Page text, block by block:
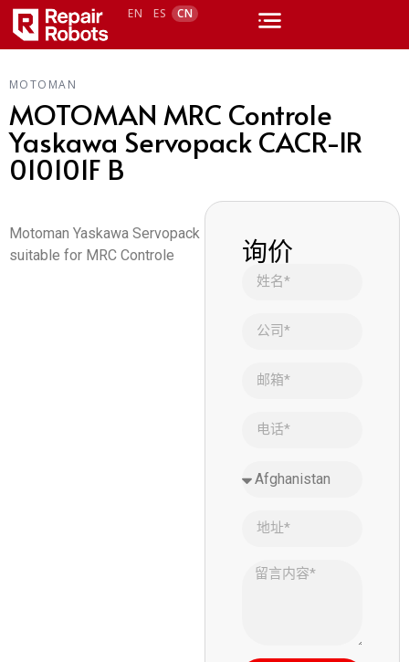
EN ES CN
MOTOMAN
MOTOMAN MRC Controle
Yaskawa Servopack CACR-IR
010101F B
Motoman Yaskawa Servopack
suitable for MRC Controle
询价